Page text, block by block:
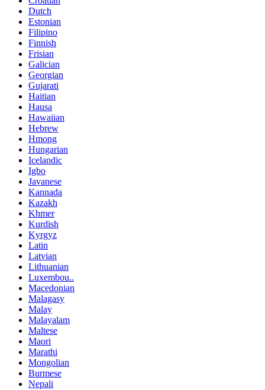
Dutch
Estonian
Filipino
Finnish
Frisian
Galician
Georgian
Gujarati
Haitian
Hausa
Hawaiian
Hebrew
Hmong
Hungarian
Icelandic
Igbo
Javanese
Kannada
Kazakh
Khmer
Kurdish
Kyrgyz
Latin
Latvian
Lithuanian
Luxembou..
Macedonian
Malagasy
Malay
Malayalam
Maltese
Maori
Marathi
Mongolian
Burmese
Nepali